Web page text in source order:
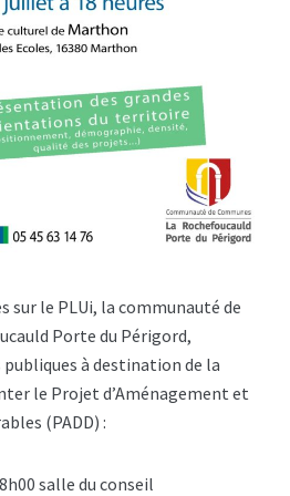
sur le PLUi, la communauté de
Porte du Périgord,
à destination de la
le Projet d’Aménagement et
(PADD) :
salle du conseil